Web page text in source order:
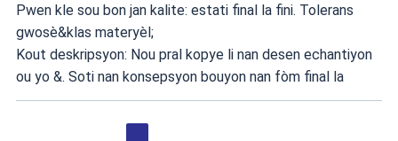
Pwen kle sou bon jan kalite: estati final la fini. Tolerans
gwosè&klas materyèl;
Kout deskripsyon: Nou pral kopye li nan desen echantiyon
ou yo &. Soti nan konsepsyon bouyon nan fòm final la